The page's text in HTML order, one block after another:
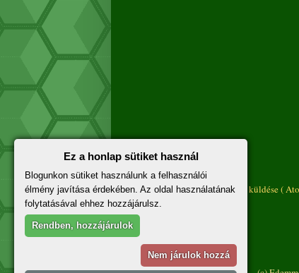
Újabb bejegyzés
Feliratkozás:Megjegyzések küldése (
Ez a honlap sütiket használ
Blogunkon sütiket használunk a felhasználói
élmény javítása érdekében. Az oldal használatának
folytatásával ehhez hozzájárulsz.
Rendben, hozzájárulok
Nem járulok hozzá